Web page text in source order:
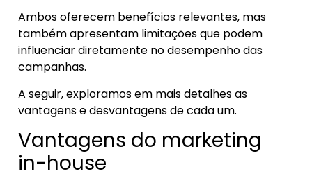
Ambos oferecem benefícios relevantes, mas
também apresentam limitações que podem
influenciar diretamente no desempenho das
campanhas.
A seguir, exploramos em mais detalhes as
vantagens e desvantagens de cada um.
Vantagens do marketing
in-house